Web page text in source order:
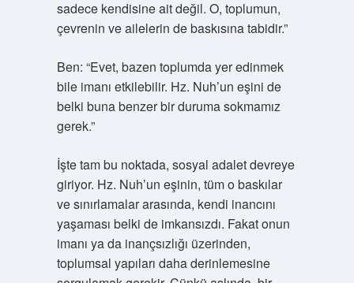
sadece kendisine ait değil. O, toplumun,
çevrenin ve ailelerin de baskısına tabidir.”
Ben: “Evet, bazen toplumda yer edinmek
bile imanı etkilebilir. Hz. Nuh’un eşini de
belki buna benzer bir duruma sokmamız
gerek.”
İşte tam bu noktada, sosyal adalet devreye
giriyor. Hz. Nuh’un eşinin, tüm o baskılar
ve sınırlamalar arasında, kendi inancını
yaşaması belki de imkansızdı. Fakat onun
imanı ya da inançsızlığı üzerinden,
toplumsal yapıları daha derinlemesine